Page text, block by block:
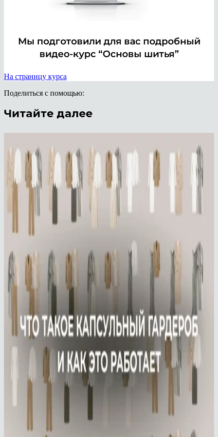
Мы подготовили для вас подробный
видео-курс “Основы шитья”
На страницу курса
Поделиться с помощью:
Читайте далее